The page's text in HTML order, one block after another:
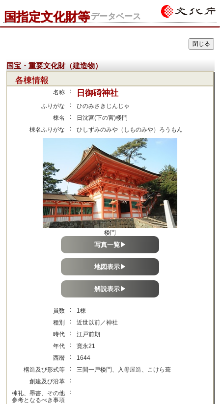
国指定文化財等データベース
国宝・重要文化財（建造物）
各棟情報
名称 ： 日御碕神社
ふりがな ：
ひのみさきじんじゃ
棟名
：
日沈宮(下の宮)楼門
棟名ふりがな
： ひしずみのみや（しものみや）ろうもん
楼門
写真一覧▶
地図表示▶
解説表示▶
員数 ：
1棟
種別
：
近世以前／神社
時代
：
江戸前期
年代
：
寛永21
西暦
：
1644
構造及び形式等
：
三間一戸楼門、入母屋造、こけら葺
創建及び沿革
：
棟礼、墨書、その他
参考となるべき事項
：